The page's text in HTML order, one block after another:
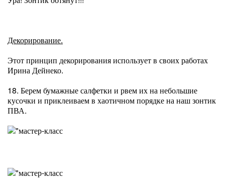
Декорирование.
Этот принцип декорирования использует в своих работах
Ирина Дейнеко.
18. Берем бумажные салфетки и рвем их на небольшие
кусочки и приклеиваем в хаотичном порядке на наш зонтик
ПВА.